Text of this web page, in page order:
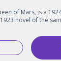
of Mars, is a
novel of the